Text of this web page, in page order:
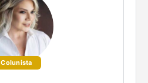
Colunista